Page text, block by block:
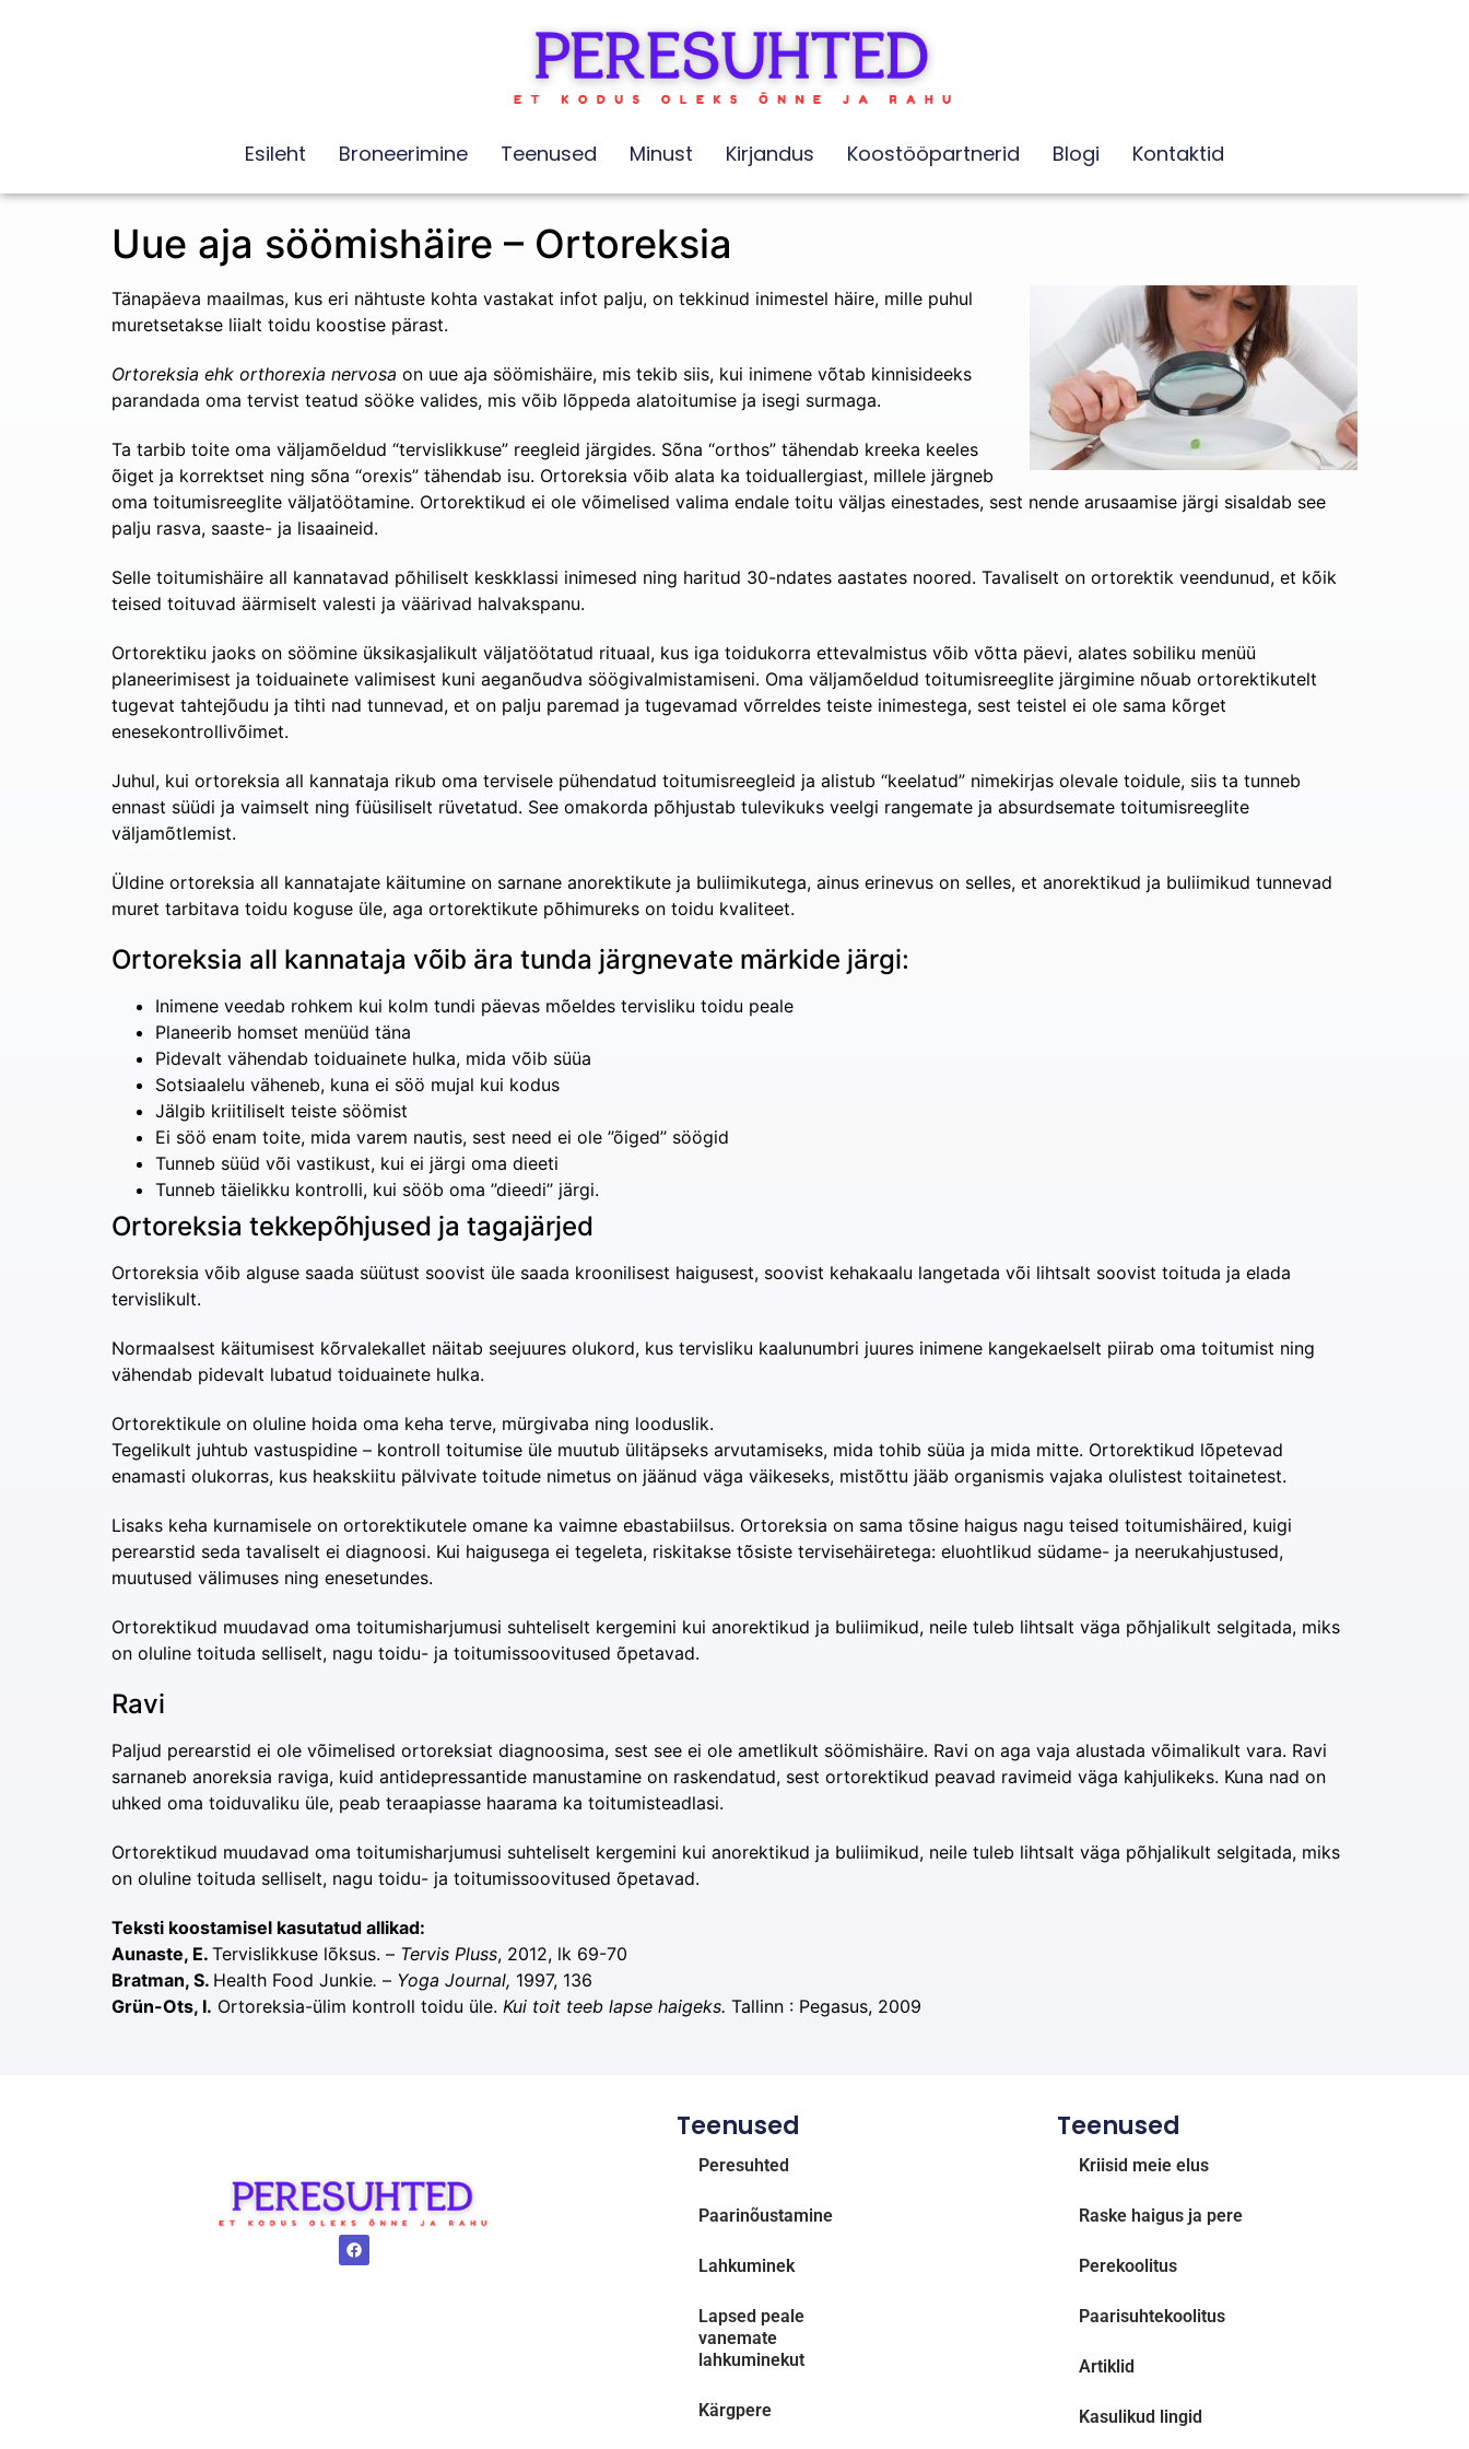
Esileht Broneerimine Teenused Minust Kirjandus Koostööpartnerid Blogi Kontaktid
Uue aja söömishäire – Ortoreksia
Tänapäeva maailmas, kus eri nähtuste kohta vastakat infot palju, on tekkinud inimestel häire, mille puhul
muretsetakse liialt toidu koostise pärast.
Ortoreksia ehk orthorexia nervosa on uue aja söömishäire, mis tekib siis, kui inimene võtab kinnisideeks
parandada oma tervist teatud sööke valides, mis võib lõppeda alatoitumise ja isegi surmaga.
Ta tarbib toite oma väljamõeldud “tervislikkuse” reegleid järgides. Sõna “orthos” tähendab kreeka keeles
õiget ja korrektset ning sõna “orexis” tähendab isu. Ortoreksia võib alata ka toiduallergiast, millele järgneb
oma toitumisreeglite väljatöötamine. Ortorektikud ei ole võimelised valima endale toitu väljas einestades, sest nende arusaamise järgi sisaldab see
palju rasva, saaste- ja lisaaineid.
Selle toitumishäire all kannatavad põhiliselt keskklassi inimesed ning haritud 30-ndates aastates noored. Tavaliselt on ortorektik veendunud, et kõik
teised toituvad äärmiselt valesti ja väärivad halvakspanu.
Ortorektiku jaoks on söömine üksikasjalikult väljatöötatud rituaal, kus iga toidukorra ettevalmistus võib võtta päevi, alates sobiliku menüü
planeerimisest ja toiduainete valimisest kuni aeganõudva söögivalmistamiseni. Oma väljamõeldud toitumisreeglite järgimine nõuab ortorektikutelt
tugevat tahtejõudu ja tihti nad tunnevad, et on palju paremad ja tugevamad võrreldes teiste inimestega, sest teistel ei ole sama kõrget
enesekontrollivõimet.
Juhul, kui ortoreksia all kannataja rikub oma tervisele pühendatud toitumisreegleid ja alistub “keelatud” nimekirjas olevale toidule, siis ta tunneb
ennast süüdi ja vaimselt ning füüsiliselt rüvetatud. See omakorda põhjustab tulevikuks veelgi rangemate ja absurdsemate toitumisreeglite
väljamõtlemist.
Üldine ortoreksia all kannatajate käitumine on sarnane anorektikute ja buliimikutega, ainus erinevus on selles, et anorektikud ja buliimikud tunnevad
muret tarbitava toidu koguse üle, aga ortorektikute põhimureks on toidu kvaliteet.
Ortoreksia all kannataja võib ära tunda järgnevate märkide järgi:
Inimene veedab rohkem kui kolm tundi päevas mõeldes tervisliku toidu peale
Planeerib homset menüüd täna
Pidevalt vähendab toiduainete hulka, mida võib süüa
Sotsiaalelu väheneb, kuna ei söö mujal kui kodus
Jälgib kriitiliselt teiste söömist
Ei söö enam toite, mida varem nautis, sest need ei ole ’’õiged’’ söögid
Tunneb süüd või vastikust, kui ei järgi oma dieeti
Tunneb täielikku kontrolli, kui sööb oma ’’dieedi’’ järgi.
Ortoreksia tekkepõhjused ja tagajärjed
Ortoreksia võib alguse saada süütust soovist üle saada kroonilisest haigusest, soovist kehakaalu langetada või lihtsalt soovist toituda ja elada
tervislikult.
Normaalsest käitumisest kõrvalekallet näitab seejuures olukord, kus tervisliku kaalunumbri juures inimene kangekaelselt piirab oma toitumist ning
vähendab pidevalt lubatud toiduainete hulka.
Ortorektikule on oluline hoida oma keha terve, mürgivaba ning looduslik.
Tegelikult juhtub vastuspidine – kontroll toitumise üle muutub ülitäpseks arvutamiseks, mida tohib süüa ja mida mitte. Ortorektikud lõpetevad
enamasti olukorras, kus heakskiitu pälvivate toitude nimetus on jäänud väga väikeseks, mistõttu jääb organismis vajaka olulistest toitainetest.
Lisaks keha kurnamisele on ortorektikutele omane ka vaimne ebastabiilsus. Ortoreksia on sama tõsine haigus nagu teised toitumishäired, kuigi
perearstid seda tavaliselt ei diagnoosi. Kui haigusega ei tegeleta, riskitakse tõsiste tervisehäiretega: eluohtlikud südame- ja neerukahjustused,
muutused välimuses ning enesetundes.
Ortorektikud muudavad oma toitumisharjumusi suhteliselt kergemini kui anorektikud ja buliimikud, neile tuleb lihtsalt väga põhjalikult selgitada, miks
on oluline toituda selliselt, nagu toidu- ja toitumissoovitused õpetavad.
Ravi
Paljud perearstid ei ole võimelised ortoreksiat diagnoosima, sest see ei ole ametlikult söömishäire. Ravi on aga vaja alustada võimalikult vara. Ravi
sarnaneb anoreksia raviga, kuid antidepressantide manustamine on raskendatud, sest ortorektikud peavad ravimeid väga kahjulikeks. Kuna nad on
uhked oma toiduvaliku üle, peab teraapiasse haarama ka toitumisteadlasi.
Ortorektikud muudavad oma toitumisharjumusi suhteliselt kergemini kui anorektikud ja buliimikud, neile tuleb lihtsalt väga põhjalikult selgitada, miks
on oluline toituda selliselt, nagu toidu- ja toitumissoovitused õpetavad.
Teksti koostamisel kasutatud allikad:
Aunaste, E. Tervislikkuse lõksus. – Tervis Pluss, 2012, lk 69-70
Bratman, S. Health Food Junkie. – Yoga Journal, 1997, 136
Grün-Ots, I. Ortoreksia-ülim kontroll toidu üle. Kui toit teeb lapse haigeks. Tallinn : Pegasus, 2009
Teenused
Peresuhted
Paarinõustamine
Lahkuminek
Lapsed peale
vanemate
lahkuminekut
Kärgpere
Teenused
Kriisid meie elus
Raske haigus ja pere
Perekoolitus
Paarisuhtekoolitus
Artiklid
Kasulikud lingid